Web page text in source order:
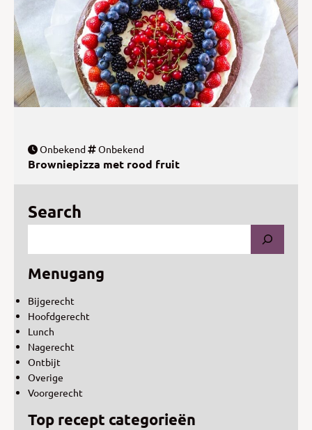
Onbekend Onbekend
Browniepizza met rood fruit
Search
Menugang
Bijgerecht
Hoofdgerecht
Lunch
Nagerecht
Ontbijt
Overige
Voorgerecht
Top recept categorieën